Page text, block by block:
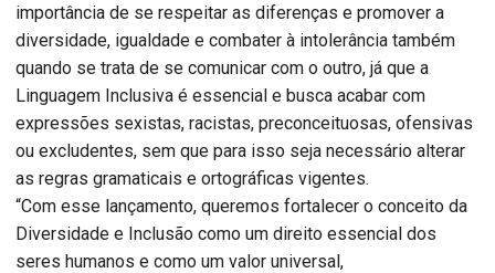
importância de se respeitar as diferenças e promover a
diversidade, igualdade e combater à intolerância também
quando se trata de se comunicar com o outro, já que a
Linguagem Inclusiva é essencial e busca acabar com
expressões sexistas, racistas, preconceituosas, ofensivas
ou excludentes, sem que para isso seja necessário alterar
as regras gramaticais e ortográficas vigentes.
“Com esse lançamento, queremos fortalecer o conceito da
Diversidade e Inclusão como um direito essencial dos
seres humanos e como um valor universal,